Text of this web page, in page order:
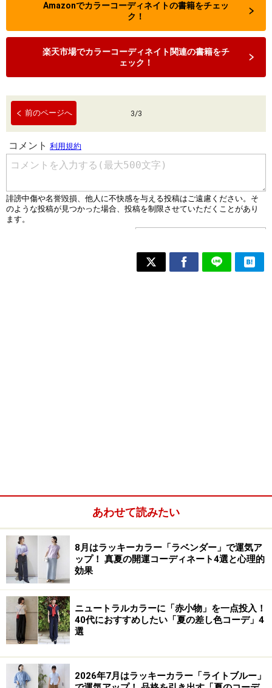
Amazonでカラーコーディネイトの書籍をチェッ
ク！
楽天市場でカラーコーディネイト関連の書籍をチ
ェック！
前のページへ 3/3
あわせて読みたい
8月はラッキーカラー「ラベンダー」で運気ア
ップ！ 真夏の開運コーディネート4選と心理的
効果
ニュートラルカラーに「赤小物」を一点投入！
40代におすすめしたい「夏の差し色コーデ」4
選
2026年7月はラッキーカラー「ライトブルー」